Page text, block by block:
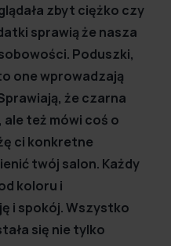
zbyt ciężko czy
sprawią że nasza
Poduszki,
one wprowadzają
że czarna
też mówi coś o
ci konkretne
twój salon. Każdy
koloru i
i spokój. Wszystko
się nie tylko